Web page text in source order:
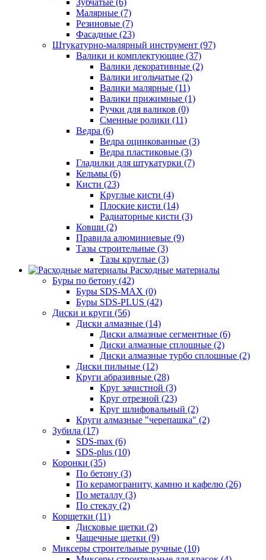
Зубчатые (6)
Малярные (7)
Резиновые (7)
Фасадные (23)
Штукатурно-малярный инструмент (97)
Валики и комплектующие (37)
Валики декоративные (2)
Валики игольчатые (2)
Валики малярные (11)
Валики прижимные (1)
Ручки для валиков (0)
Сменные ролики (11)
Ведра (6)
Ведра оцинкованные (3)
Ведра пластиковые (3)
Гладилки для штукатурки (7)
Кельмы (6)
Кисти (23)
Круглые кисти (4)
Плоские кисти (14)
Радиаторные кисти (3)
Ковши (2)
Правила алюминиевые (9)
Тазы строительные (3)
Тазы круглые (3)
Расходные материалы
Буры по бетону (42)
Буры SDS-MAX (0)
Буры SDS-PLUS (42)
Диски и круги (56)
Диски алмазные (14)
Диски алмазные сегментные (6)
Диски алмазные сплошные (2)
Диски алмазные турбо сплошные (2)
Диски пильные (12)
Круги абразивные (28)
Круг зачистной (3)
Круг отрезной (23)
Круг шлифовальный (2)
Круги алмазные "черепашка" (2)
Зубила (17)
SDS-max (6)
SDS-plus (10)
Коронки (35)
По бетону (3)
По керамограниту, камню и кафелю (26)
По металлу (3)
По стеклу (2)
Корщетки (11)
Дисковые щетки (2)
Чашечные щетки (9)
Миксеры строительные ручные (10)